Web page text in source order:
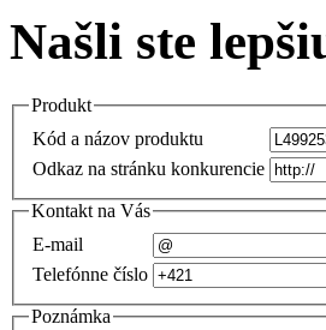
Našli ste
Produkt
Kód a názov produktu
Odkaz na stránku konkurencie
Kontakt na Vás
E-mail
Telefónne číslo
Poznámka